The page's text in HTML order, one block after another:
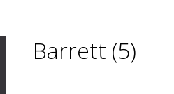
Barrett (5)